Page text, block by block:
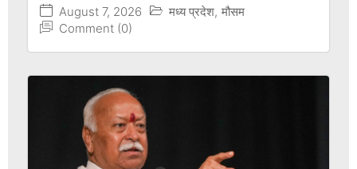
August 7, 2026 मध्य प्रदेश, मौसम
Comment (0)